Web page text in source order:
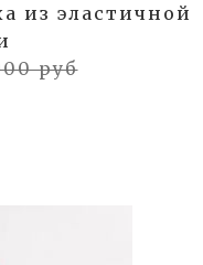
из эластичной
руб